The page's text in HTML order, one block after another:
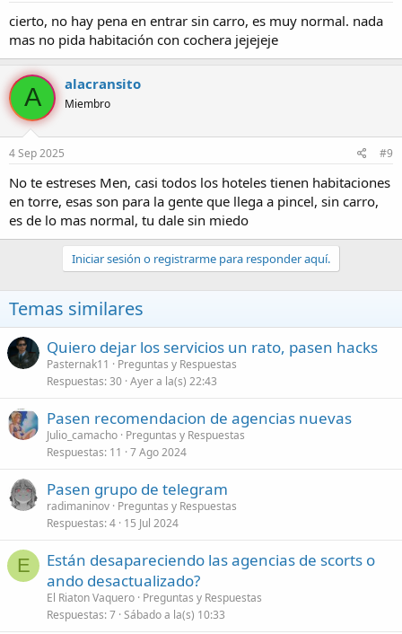
cierto, no hay pena en entrar sin carro, es muy normal. nada
mas no pida habitación con cochera jejejeje
A alacransito
Miembro
4 Sep 2025 #9
No te estreses Men, casi todos los hoteles tienen habitaciones
en torre, esas son para la gente que llega a pincel, sin carro,
es de lo mas normal, tu dale sin miedo
Iniciar sesión o registrarme para responder aquí.
Temas similares
Quiero dejar los servicios un rato, pasen hacks
Pasternak11
Preguntas y Respuestas
Respuestas 30 Ayer a la(s) 22:43
Pasen recomendacion de agencias nuevas
Julio_camacho Preguntas y Respuestas
Respuestas 11 7 Ago 2024
Pasen grupo de telegram
radimaninov Preguntas y Respuestas
Respuestas 4 15 Jul 2024
E
Están desapareciendo las agencias de scorts o
ando desactualizado?
El Riaton Vaquero Preguntas y Respuestas
Respuestas 7 Sábado a la(s) 10:33